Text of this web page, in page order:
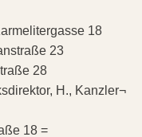
18
23
28
H., Kanzler¬
18 =